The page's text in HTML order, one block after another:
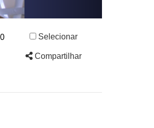
Selecionar
Compartilhar